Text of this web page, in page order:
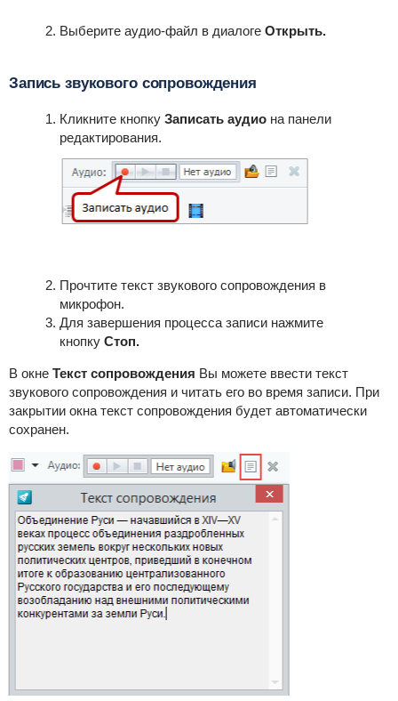
Выберите аудио-файл в диалоге Открыть.
Запись звукового сопровождения
Кликните кнопку Записать аудиона панели
редактирования.
Прочтите текст звукового сопровождения в
микрофон.
Для завершения процесса записи нажмите
кнопку Стоп.
В окне Текст сопровождения Вы можете ввести текст
звукового сопровождения и читать его во время записи. При
закрытии окна текст сопровождения будет автоматически
сохранен.